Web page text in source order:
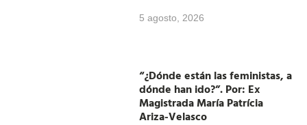
5 agosto, 2026
“¿Dónde están las feministas, a
dónde han ido?”. Por: Ex
Magistrada María Patrícia
Ariza-Velasco